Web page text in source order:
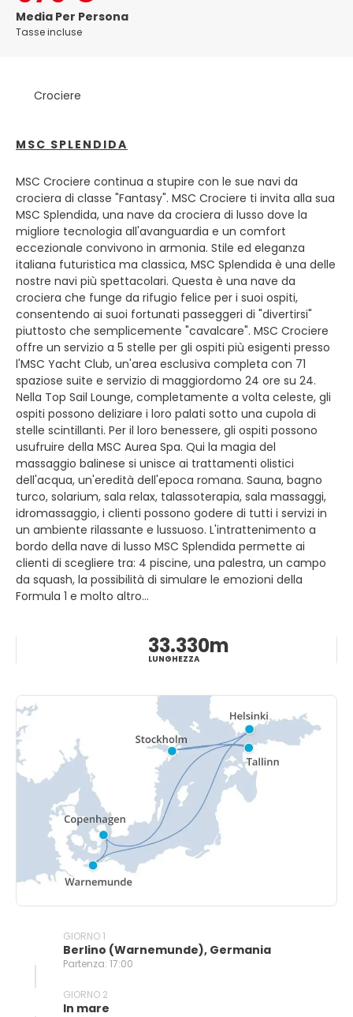
Media Per Persona
Tasse incluse
Crociere
MSC SPLENDIDA
MSC Crociere continua a stupire con le sue navi da
crociera di classe "Fantasy". MSC Crociere ti invita alla sua
MSC Splendida, una nave da crociera di lusso dove la
migliore tecnologia all'avanguardia e un comfort
eccezionale convivono in armonia. Stile ed eleganza
italiana futuristica ma classica, MSC Splendida è una delle
nostre navi più spettacolari. Questa è una nave da
crociera che funge da rifugio felice per i suoi ospiti,
consentendo ai suoi fortunati passeggeri di "divertirsi"
piuttosto che semplicemente "cavalcare". MSC Crociere
offre un servizio a 5 stelle per gli ospiti più esigenti presso
l'MSC Yacht Club, un'area esclusiva completa con 71
spaziose suite e servizio di maggiordomo 24 ore su 24.
Nella Top Sail Lounge, completamente a volta celeste, gli
ospiti possono deliziare i loro palati sotto una cupola di
stelle scintillanti. Per il loro benessere, gli ospiti possono
usufruire della MSC Aurea Spa. Qui la magia del
massaggio balinese si unisce ai trattamenti olistici
dell'acqua, un'eredità dell'epoca romana. Sauna, bagno
turco, solarium, sala relax, talassoterapia, sala massaggi,
idromassaggio, i clienti possono godere di tutti i servizi in
un ambiente rilassante e lussuoso. L'intrattenimento a
bordo della nave di lusso MSC Splendida permette ai
clienti di scegliere tra: 4 piscine, una palestra, un campo
da squash, la possibilità di simulare le emozioni della
Formula 1 e molto altro…
33.330m
LUNGHEZZA
GIORNO 1
Berlino (warnemunde), Germania
Partenza: 17:00
GIORNO 2
In mare
molti residenti abbandonano la tranquillità urbana per le
loro case di campagna, ma in inverno la capitale si anima
Senato furono progettati quasi da solo dall'architetto
Finlandia. Il coronamento è la cattedrale luterana, che è
bello che mai, con i 12 apostoli sul tetto che guardano
ancora una volta il mondo sottostante. Altrove in città, le
creazioni semplici e audaci dei grandi architetti del 20°
secolo della città, in particolare Aalto e Saarinen, si
fondono con le linee pulite del neoclassico. Lo
straordinario monumento a Jean Sibelius, dedicato al
compositore più famoso della Finlandia, è costituito da
centinaia di tubi d'acciaio scolpiti da Elia Hiltunen. Il
monumento si trova nel Parco Sibelius. Il Kansallimuseo,
Museo Nazionale, ha meravigliose esposizioni della cultura
finlandese. I reperti del Museo della Città illustrano la
storia della città. Le isole che circondano Helsinki sono
ottime gite di un giorno. Le spiagge sabbiose e le rocce
levigate di Pihlajasaari ne fanno un popolare luogo estivo
per i finlandesi abbronzanti. Ogni estate ci sono molti
concerti all'aperto gratuiti in uno dei numerosi parchi
della città. I pomeriggi, tutti i tipi di musica risuonano sulle
frondose Esplanadi. Helsinki è una piccola città se la
paragoni a quelle gigantesche città del mondo, ma lo
spirito è ancora abbastanza cosmopolita. Helsinki è una
bellissima città, soprattutto in estate. Le strade sono
pulite e puoi sempre trovare un posto tranquillo, nel caso
ne avessi bisogno. Alcuni dicono che Helsinki sia "il villaggio
più grande del mondo" ed è un luogo ideale per il turismo,
la storia, i musei, le gallerie, il teatro, la musica, lo
shopping, i ristoranti, i club, ecc., tutti rispettosi